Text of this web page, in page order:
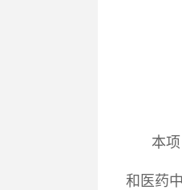
本
和医药